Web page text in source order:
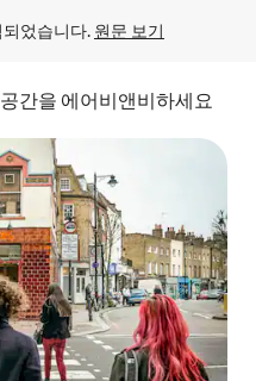
었습니다. 원문 보기
간을 에어비앤비하세요